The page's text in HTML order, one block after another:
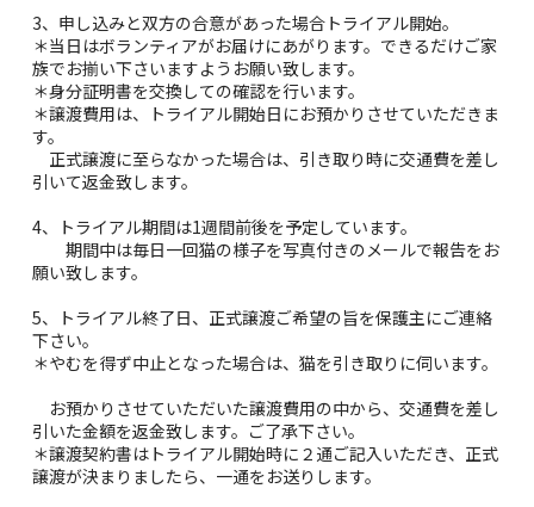
3、申し込みと双方の合意があった場合トライアル開始。
＊当日はボランティアがお届けにあがります。できるだけご家
族でお揃い下さいますようお願い致します。
＊身分証明書を交換しての確認を行います。
＊譲渡費用は、トライアル開始日にお預かりさせていただきま
す。
正式譲渡に至らなかった場合は、引き取り時に交通費を差し
引いて返金致します。
4、トライアル期間は1週間前後を予定しています。
期間中は毎日一回猫の様子を写真付きのメールで報告をお
願い致します。
5、トライアル終了日、正式譲渡ご希望の旨を保護主にご連絡
下さい。
＊やむを得ず中止となった場合は、猫を引き取りに伺います。
お預かりさせていただいた譲渡費用の中から、交通費を差し
引いた金額を返金致します。ご了承下さい。
＊譲渡契約書はトライアル開始時に２通ご記入いただき、正式
譲渡が決まりましたら、一通をお送りします。